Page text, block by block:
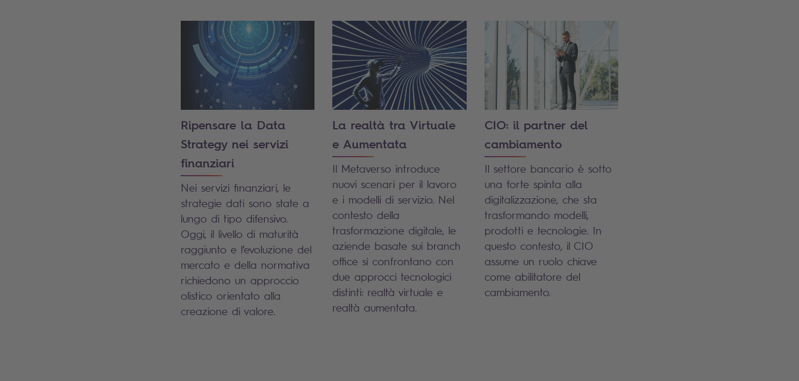
Ripensare la Data
Strategy nei servizi
finanziari
Nei servizi finanziari, le
strategie dati sono state a
lungo di tipo difensivo.
Oggi, il livello di maturità
raggiunto e l’evoluzione del
mercato e della normativa
richiedono un approccio
olistico orientato alla
creazione di valore.
La realtà tra Virtuale
e Aumentata
Il Metaverso introduce
nuovi scenari per il lavoro
e i modelli di servizio. Nel
contesto della
trasformazione digitale, le
aziende basate sui branch
office si confrontano con
due approcci tecnologici
distinti: realtà virtuale e
realtà aumentata.
CIO: il partner del
cambiamento
Il settore bancario è sotto
una forte spinta alla
digitalizzazione, che sta
trasformando modelli,
prodotti e tecnologie. In
questo contesto, il CIO
assume un ruolo chiave
come abilitatore del
cambiamento.